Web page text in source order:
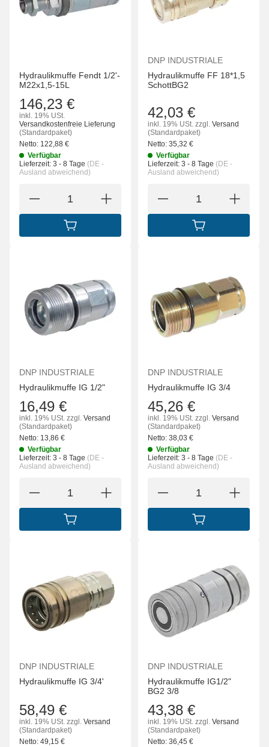
Hydraulikmuffe Fendt 1/2'-
M22x1,5-15L
146,23 €
inkl. 19% USt.
Versandkostenfreie Lieferung
(Standardpaket)
Netto: 122,88 €
Verfügbar
Lieferzeit: 3 - 8 Tage (DE -
Ausland abweichend)
IN DEN WARENKORB
DNP INDUSTRIALE
Hydraulikmuffe FF 18*1,5
SchottBG2
42,03 €
inkl. 19% USt. zzgl. Versand
(Standardpaket)
Netto: 35,32 €
Verfügbar
Lieferzeit: 3 - 8 Tage (DE -
Ausland abweichend)
IN DEN
DNP INDUSTRIALE
Hydraulikmuffe IG 1/2"
16,49 €
inkl. 19% USt. zzgl. Versand
(Standardpaket)
Netto: 13,86 €
Verfügbar
Lieferzeit: 3 - 8 Tage (DE -
Ausland abweichend)
IN DEN WARENKORB
DNP INDUSTRIALE
Hydraulikmuffe IG 3/4
45,26 €
inkl. 19% USt. zzgl. Versand
(Standardpaket)
Netto: 38,03 €
Verfügbar
Lieferzeit: 3 - 8 Tage (DE -
Ausland abweichend)
IN DEN
DNP INDUSTRIALE
Hydraulikmuffe IG 3/4'
58,49 €
inkl. 19% USt. zzgl. Versand
(Standardpaket)
Netto: 49,15 €
DNP INDUSTRIALE
Hydraulikmuffe IG1/2"
BG2 3/8
43,38 €
inkl. 19% USt. zzgl. Versand
(Standardpaket)
Netto: 36,45 €